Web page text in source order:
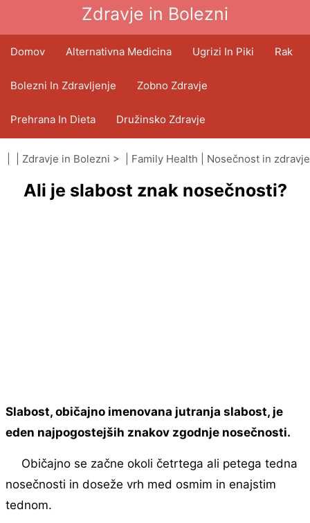
Zdravje in Bolezni
Domov Alternativna Medicina Ugrizi In Piki Rak
Bolezni In Zdravljenje Zobno Zdravje
Prehrana In Dieta Družinsko Zdravje
Zdravstveni Sektor Duševno Zdravje
Javno Zdravje In Varnost Operacije In Posegi
Zdravje in Bolezni > | Family Health Nosečnost in zdravje
Ali je slabost znak nosečnosti?
Slabost, običajno imenovana jutranja slabost, je
eden najpogostejših znakov zgodnje nosečnosti.
Običajno se začne okoli četrtega ali petega tedna
nosečnosti in doseže vrh med osmim in enajstim
tednom.